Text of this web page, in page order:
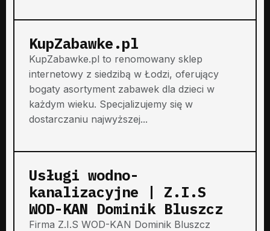
KupZabawke.pl
KupZabawke.pl to renomowany sklep
internetowy z siedzibą w Łodzi, oferujący
bogaty asortyment zabawek dla dzieci w
każdym wieku. Specjalizujemy się w
dostarczaniu najwyższej...
Usługi wodno-
kanalizacyjne | Z.I.S
WOD-KAN Dominik Bluszcz
Firma Z.I.S WOD-KAN Dominik Bluszcz